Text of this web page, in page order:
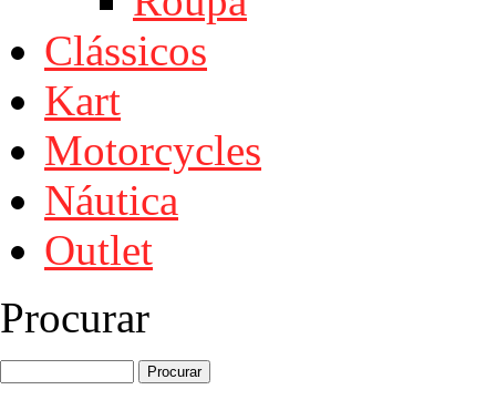
Clássicos
Kart
Motorcycles
Náutica
Outlet
Procurar